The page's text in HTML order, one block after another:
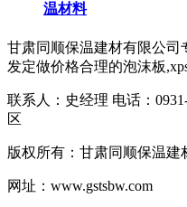
温材料​
甘肃同顺保温建材有限公
发定做价格合理的泡沫板
联系人：史经理 电话：
区
版权所有：甘肃同顺保温建
网址：www.gstsbw.com